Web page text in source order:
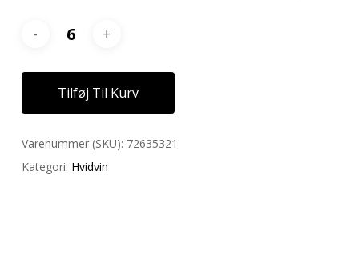
Tilføj Til Kurv
Varenummer (SKU): 72635321
Kategori: Hvidvin